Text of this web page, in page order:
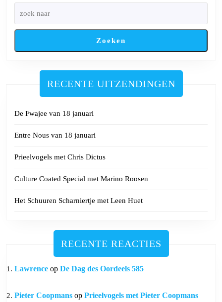
mei
Zoeken
RECENTE UITZENDINGEN
De Fwajee van 18 januari
Entre Nous van 18 januari
Prieelvogels met Chris Dictus
Culture Coated Special met Marino Roosen
Het Schuuren Scharniertje met Leen Huet
RECENTE REACTIES
Lawrence op De Dag des Oordeels 585
Pieter Coopmans op Prieelvogels met Pieter Coopmans